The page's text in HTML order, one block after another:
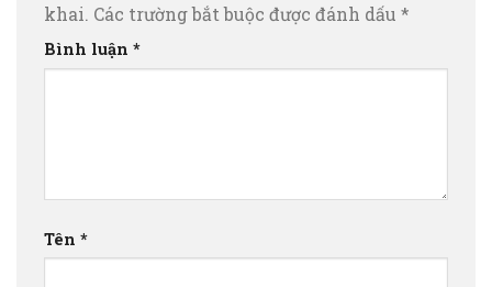
khai. Các trường bắt buộc được đánh dấu *
Bình luận *
Tên *